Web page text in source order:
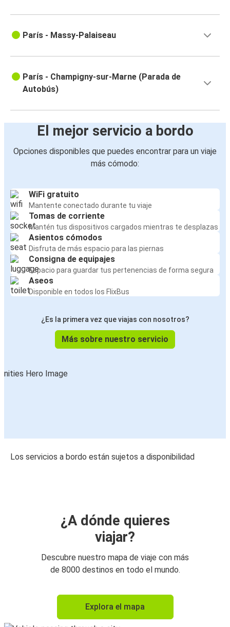
París - Massy-Palaiseau
París - Champigny-sur-Marne (Parada de
Autobús)
El mejor servicio a bordo
Opciones disponibles que puedes encontrar para un viaje
más cómodo:
WiFi gratuito
Mantente conectado durante tu viaje
Tomas de corriente
Mantén tus dispositivos cargados mientras te desplazas
Asientos cómodos
Disfruta de más espacio para las piernas
Consigna de equipajes
Espacio para guardar tus pertenencias de forma segura
Aseos
Disponible en todos los FlixBus
¿Es la primera vez que viajas con nosotros?
Más sobre nuestro servicio
Los servicios a bordo están sujetos a disponibilidad
¿A dónde quieres
viajar?
Descubre nuestro mapa de viaje con más
de 8000 destinos en todo el mundo.
Explora el mapa